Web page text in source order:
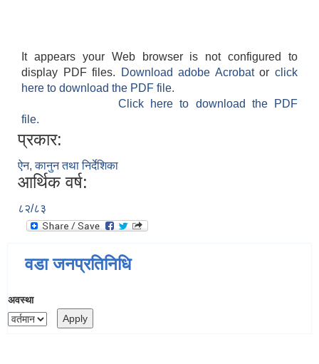
It appears your Web browser is not configured to
display PDF files.
Download adobe Acrobatorclick
here to download the PDF file.
Click here to download the PDF
file.
प्रकार:
ऐन, कानुन तथा निर्देशिका
आर्थिक वर्ष:
८२/८३
वडा जनप्रतिनिधि
अवस्था